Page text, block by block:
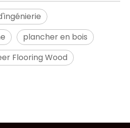
plancher en bois
Flooring Wood